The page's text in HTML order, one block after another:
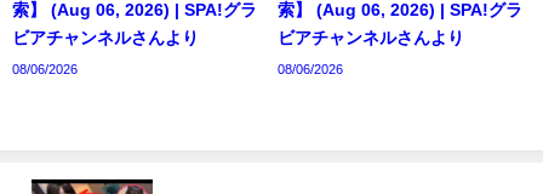
索】 (Aug 06, 2026) | SPA!グラ
ビアチャンネルさんより
08/06/2026
索】 (Aug 06, 2026) | SPA!グラ
ビアチャンネルさんより
08/06/2026